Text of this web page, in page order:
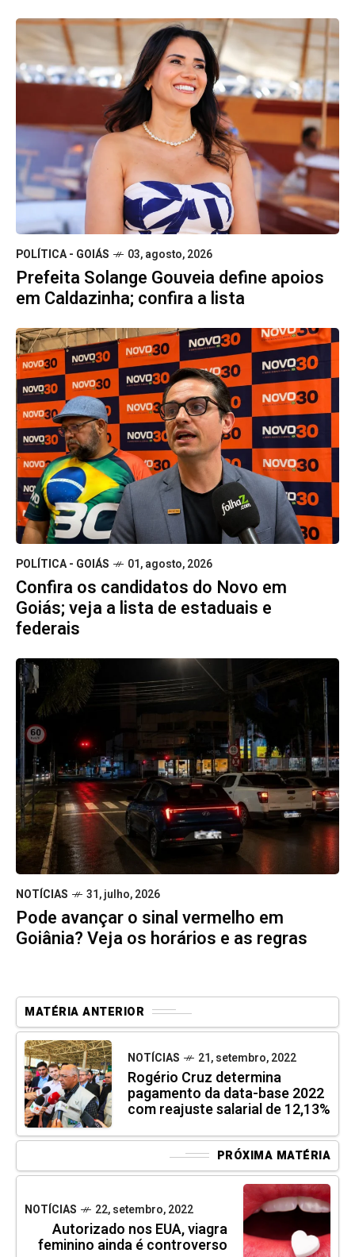
POLÍTICA - GOIÁS 03, agosto, 2026
Prefeita Solange Gouveia define apoios
em Caldazinha; confira a lista
POLÍTICA - GOIÁS 01, agosto, 2026
Confira os candidatos do Novo em
Goiás; veja a lista de estaduais e
federais
NOTÍCIAS 31, julho, 2026
Pode avançar o sinal vermelho em
Goiânia? Veja os horários e as regras
MATÉRIA ANTERIOR
NOTÍCIAS 21, setembro, 2022
Rogério Cruz determina
pagamento da data-base 2022
com reajuste salarial de 12,13%
PRÓXIMA MATÉRIA
NOTÍCIAS 22, setembro, 2022
Autorizado nos EUA, viagra
feminino ainda é controverso